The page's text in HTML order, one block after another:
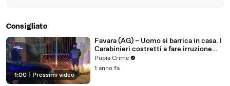
Consigliato
1:00 Prossimi video
Favara (AG) – Uomo si barrica in casa. I
Carabinieri costretti a fare irruzione
(15.04.25)
Pupia Crime
1 anno fa